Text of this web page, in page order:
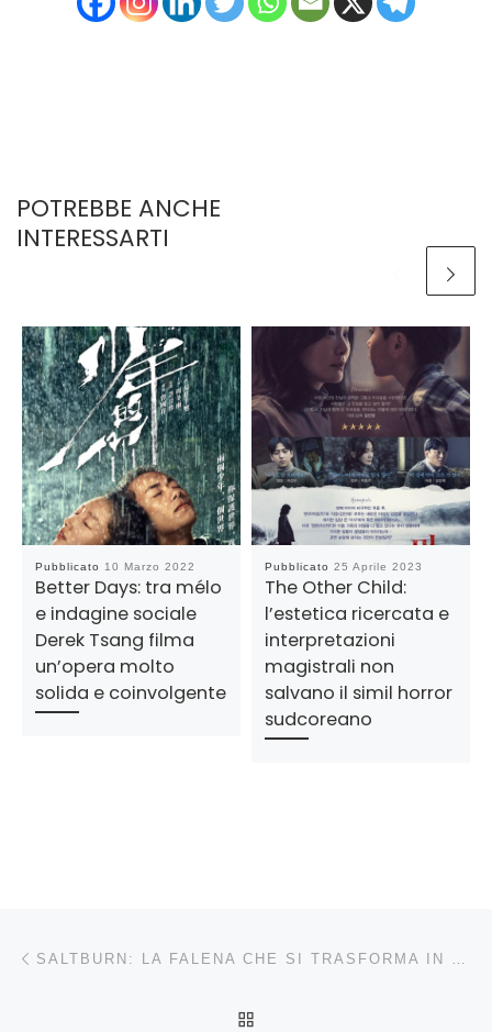
POTREBBE ANCHE
INTERESSARTI
Pubblicato 10 Marzo 2022
Better Days: tra mélo
e indagine sociale
Derek Tsang filma
un’opera molto
solida e coinvolgente
Pubblicato 25 Aprile 2023
The Other Child:
l’estetica ricercata e
interpretazioni
magistrali non
salvano il simil horror
sudcoreano
Navigazione articoli